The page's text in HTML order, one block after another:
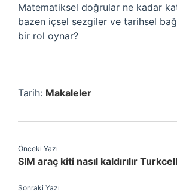
Matematiksel doğrular ne kadar
bazen içsel sezgiler ve tarihsel
bir rol oynar?
Tarih: Makaleler
Önceki Yazı
SIM araç kiti nasıl kaldırılır
Sonraki Yazı